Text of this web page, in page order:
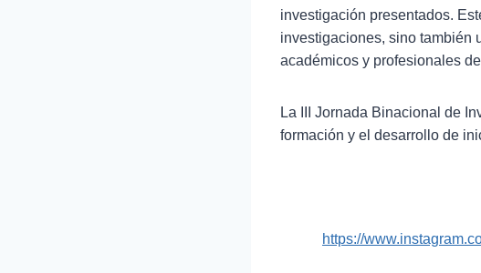
investigación presentados.
investigaciones, sino también
académicos y profesionales
La III Jornada Binacional de
formación y el desarrollo de
https://